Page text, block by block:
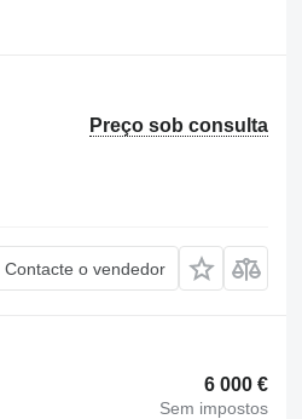
Preço sob consulta
Contacte o vendedor
6 000 €
Sem impostos